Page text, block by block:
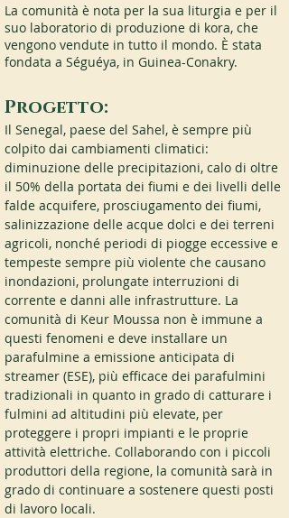
La comunità è nota per la sua liturgia e per il
suo laboratorio di produzione di kora, che
vengono vendute in tutto il mondo. È stata
fondata a Séguéya, in Guinea-Conakry.
Progetto:
Il Senegal, paese del Sahel, è sempre più
colpito dai cambiamenti climatici:
diminuzione delle precipitazioni, calo di oltre
il 50% della portata dei fiumi e dei livelli delle
falde acquifere, prosciugamento dei fiumi,
salinizzazione delle acque dolci e dei terreni
agricoli, nonché periodi di piogge eccessive e
tempeste sempre più violente che causano
inondazioni, prolungate interruzioni di
corrente e danni alle infrastrutture. La
comunità di Keur Moussa non è immune a
questi fenomeni e deve installare un
parafulmine a emissione anticipata di
streamer (ESE), più efficace dei parafulmini
tradizionali in quanto in grado di catturare i
fulmini ad altitudini più elevate, per
proteggere i propri impianti e le proprie
attività elettriche. Collaborando con i piccoli
produttori della regione, la comunità sarà in
grado di continuare a sostenere questi posti
di lavoro locali.